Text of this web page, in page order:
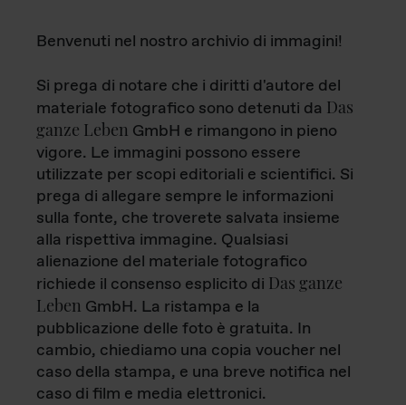
Benvenuti nel nostro archivio di immagini!
Si prega di notare che i diritti d'autore del
materiale fotografico sono detenuti da Das
ganze Leben GmbH e rimangono in pieno
vigore. Le immagini possono essere
utilizzate per scopi editoriali e scientifici. Si
prega di allegare sempre le informazioni
sulla fonte, che troverete salvata insieme
alla rispettiva immagine. Qualsiasi
alienazione del materiale fotografico
richiede il consenso esplicito di Das ganze
Leben GmbH. La ristampa e la
pubblicazione delle foto è gratuita. In
cambio, chiediamo una copia voucher nel
caso della stampa, e una breve notifica nel
caso di film e media elettronici.